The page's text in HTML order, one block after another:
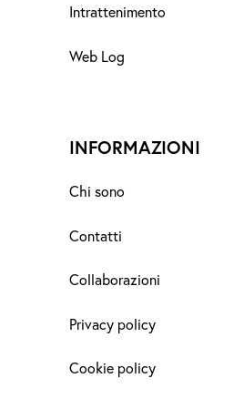
Intrattenimento
Web Log
INFORMAZIONI
Chi sono
Contatti
Collaborazioni
Privacy policy
Cookie policy